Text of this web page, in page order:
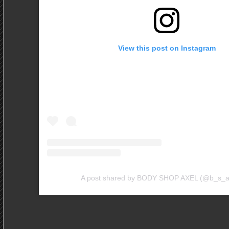
View this post on Instagram
A post shared by BODY SHOP AXEL